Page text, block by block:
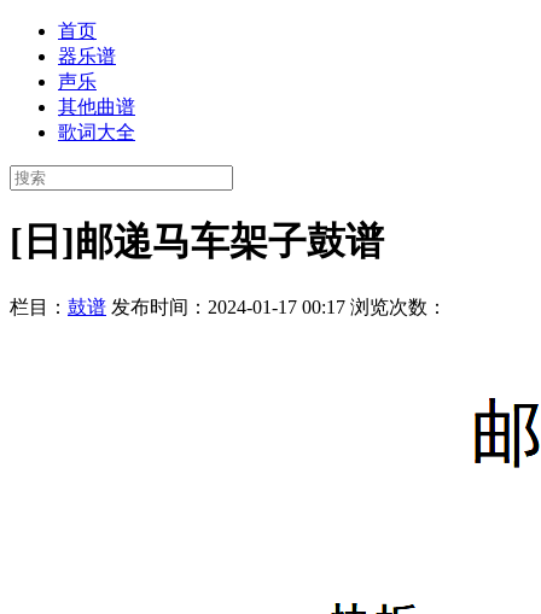
首页
器乐谱
声乐
其他曲谱
歌词大全
[日]邮递马车架子鼓谱
栏目： 鼓谱 发布时间：2024-01-17 00:17 浏览次数：